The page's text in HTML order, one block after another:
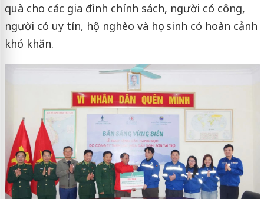
quà cho các gia đình chính sách, người có công,
người có uy tín, hộ nghèo và học sinh có hoàn cảnh
khó khăn.